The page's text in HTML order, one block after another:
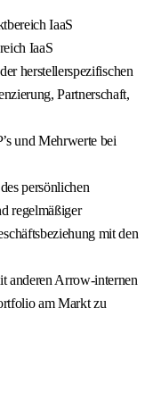
IaaS
IaaS
herstellerspezifischen
Partnerschaft,
und Mehrwerte bei
persönlichen
regelmäßiger
mit den
anderen Arrow-internen
am Markt zu